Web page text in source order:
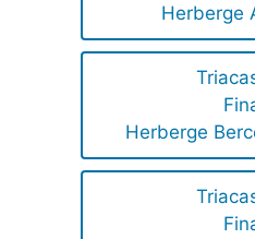
Herberge
Herberge